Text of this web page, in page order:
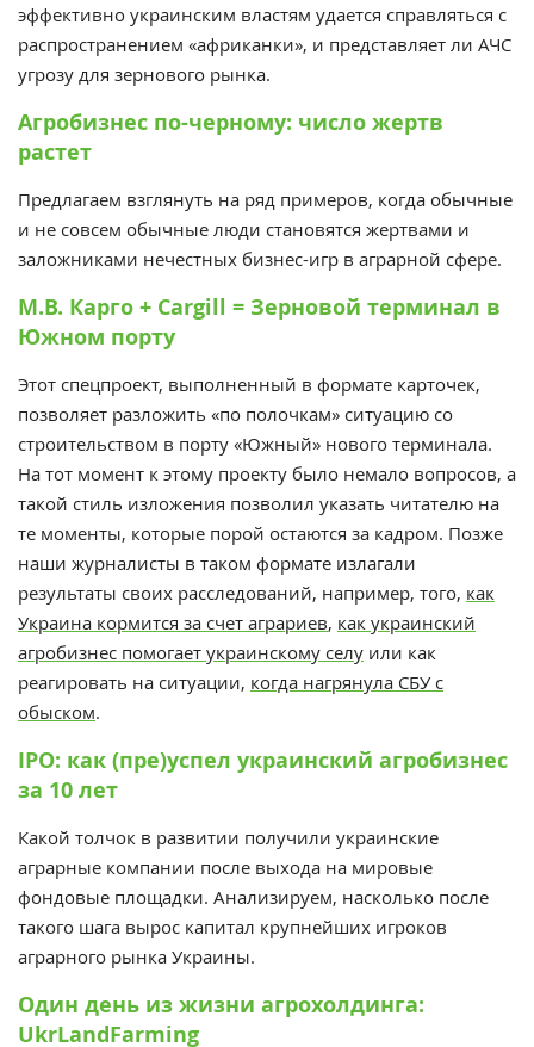
эффективно украинским властям удается справляться с
распространением «африканки», и представляет ли АЧС
угрозу для зернового рынка.
Агробизнес по-черному: число жертв
растет
Предлагаем взглянуть на ряд примеров, когда обычные
и не совсем обычные люди становятся жертвами и
заложниками нечестных бизнес-игр в аграрной сфере.
М.В. Карго + Cargill = Зерновой терминал в
Южном порту
Этот спецпроект, выполненный в формате карточек,
позволяет разложить «по полочкам» ситуацию со
строительством в порту «Южный» нового терминала.
На тот момент к этому проекту было немало вопросов, а
такой стиль изложения позволил указать читателю на
те моменты, которые порой остаются за кадром. Позже
наши журналисты в таком формате излагали
результаты своих расследований, например, того, как
Украина кормится за счет аграриев, как украинский
агробизнес помогает украинскому селу или как
реагировать на ситуации, когда нагрянула СБУ с
обыском.
IPO: как (пре)успел украинский агробизнес
за 10 лет
Какой толчок в развитии получили украинские
аграрные компании после выхода на мировые
фондовые площадки. Анализируем, насколько после
такого шага вырос капитал крупнейших игроков
аграрного рынка Украины.
Один день из жизни агрохолдинга:
UkrLandFarming